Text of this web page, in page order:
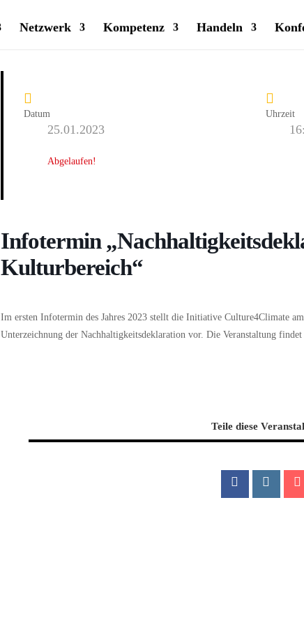
Netzwerk Kompetenz Handeln
Datum
25.01.2023
Abgelaufen!
Uhrzeit
Infotermin
Kulturbereich“
Im ersten Infotermin des Jahres 2023 stellt die Initiative Culture4Climate
Unterzeichnung der Nachhaltigkeitsdeklaration vor. Die Veranstaltung findet
Teile diese